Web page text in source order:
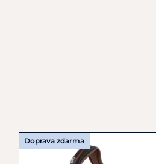
Doprava zdarma